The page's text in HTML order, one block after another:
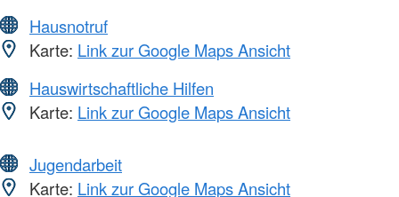
Hausnotruf
Karte: Link zur Google Maps Ansicht
Hauswirtschaftliche Hilfen
Karte: Link zur Google Maps Ansicht
Jugendarbeit
Karte: Link zur Google Maps Ansicht